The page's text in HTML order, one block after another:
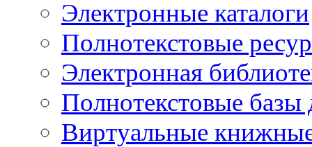
Электронные каталоги
Полнотекстовые
Электронная
Полнотекстовые
Виртуальные